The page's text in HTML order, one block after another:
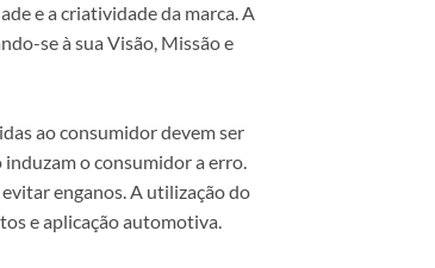
e a criatividade da marca. A
se à sua Visão, Missão e
ao consumidor devem ser
induzam o consumidor a erro.
enganos. A utilização do
e aplicação automotiva.